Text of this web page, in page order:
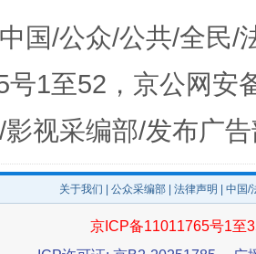
”的免责幌子
中国/公众/公共/全民/
号1至52，京公网安
视采编部/发布广
关于我们 公众采编部 法律声明 | 中国
京ICP备11011765号1至